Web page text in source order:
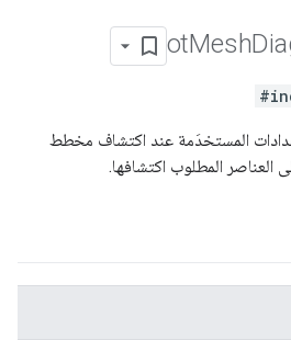
otMesh
المستخدَمة عند اكتشاف مخطط
العناصر المطلوب اكتشافها.